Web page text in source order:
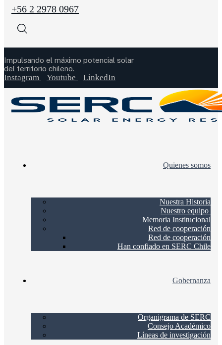
+56 2 2978 0967
Impulsando el máximo potencial solar
del territorio chileno.
Instagram Youtube LinkedIn
Quienes somos
Nuestra Historia
Nuestro equipo
Memoria Institucional
Red de cooperación
Red de cooperación
Han confiado en SERC Chile
Gobernanza
Organigrama de SERC
Consejo Académico
Líneas de investigación